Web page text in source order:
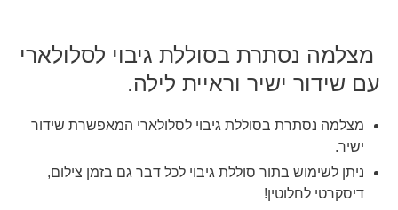
מצלמה נסתרת בסוללת גיבוי לסלולארי
עם שידור ישיר וראיית לילה.
מצלמה נסתרת בסוללת גיבוי לסלולארי המאפשרת שידור
ישיר.
ניתן לשימוש בתור סוללת גיבוי לכל דבר גם בזמן צילום,
דיסקרטי לחלוטין!